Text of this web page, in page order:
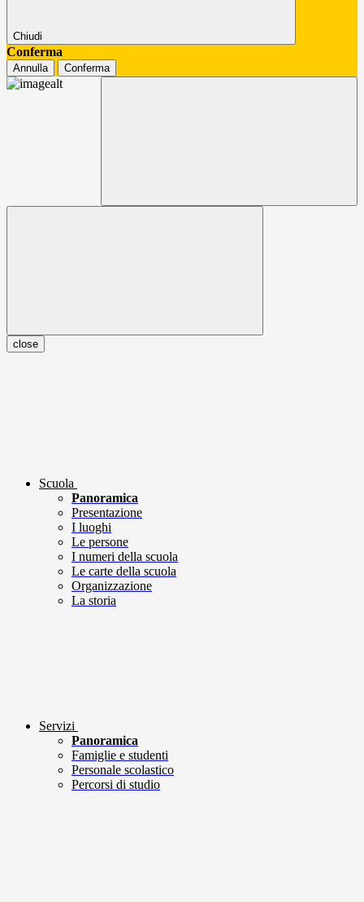
Chiudi
Conferma
Annulla Conferma
close
Scuola
Panoramica
Presentazione
I luoghi
Le persone
I numeri della scuola
Le carte della scuola
Organizzazione
La storia
Servizi
Panoramica
Famiglie e studenti
Personale scolastico
Percorsi di studio